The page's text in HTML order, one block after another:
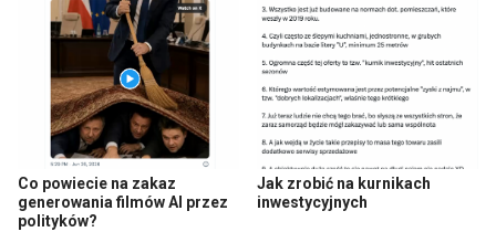
Co powiecie na zakaz
generowania filmów AI przez
polityków?
Jak zrobić na kurnikach
inwestycyjnych